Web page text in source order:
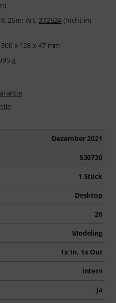
25m: Art. 372624 (nicht im
x 128 x 47 mm
g
Dezember 2021
530730
1 Stück
Desktop
20
Modeling
1x In, 1x Out
Intern
Ja